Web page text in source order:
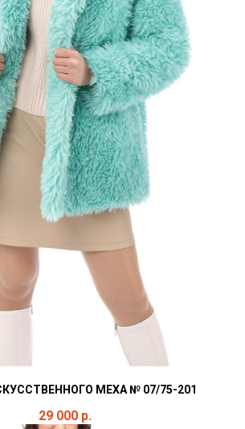
МЕХА № 07/75-201
29 000 р.